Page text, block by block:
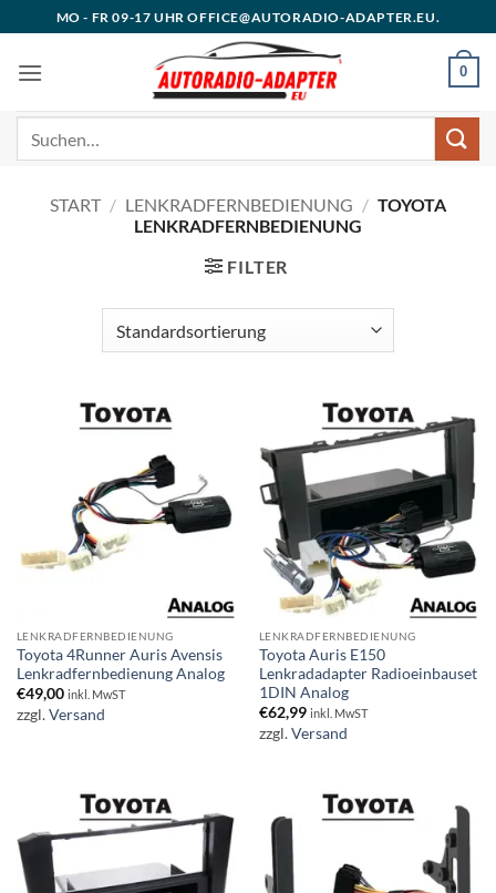
Inhalt
springen
MO - FR 09-17 UHR OFFICE@AUTORADIO-ADAPTER.EU.
0
START / LENKRADFERNBEDIENUNG / TOYOTA
LENKRADFERNBEDIENUNG
FILTER
LENKRADFERNBEDIENUNG
Toyota 4Runner Auris Avensis
Lenkradfernbedienung Analog
€49,00 inkl. MwST
zzgl.Versand
LENKRADFERNBEDIENUNG
Toyota Auris E150
Lenkradadapter Radioeinbauset
1DIN Analog
€62,99 inkl. MwST
zzgl.Versand